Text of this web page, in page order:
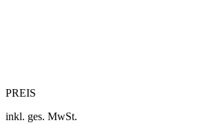
PREIS
inkl. ges. MwSt.